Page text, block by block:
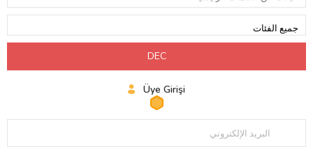
Üye Girişi
البريد الإلكتروني